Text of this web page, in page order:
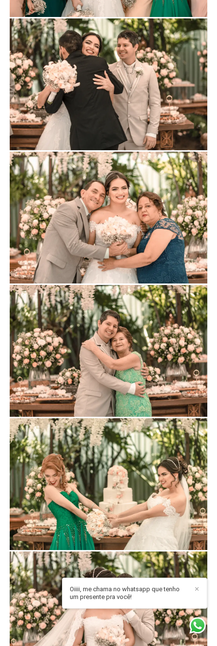
✕
Oiiii, me chama no whatsapp que tenho
um presente pra você!